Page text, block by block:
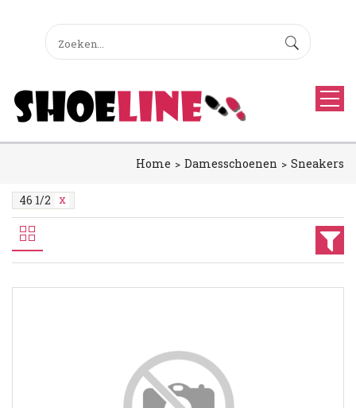
Home Damesschoenen Sneakers
46 1/2